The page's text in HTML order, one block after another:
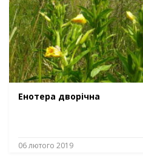
Енотера дворічна
06 лютого 2019